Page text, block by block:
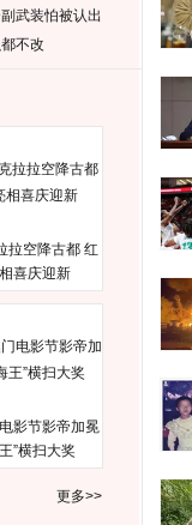
武装怕被认出
不改
拉空降古都 红
喜庆迎新
影节影帝加冕
”横扫大奖
更多>>